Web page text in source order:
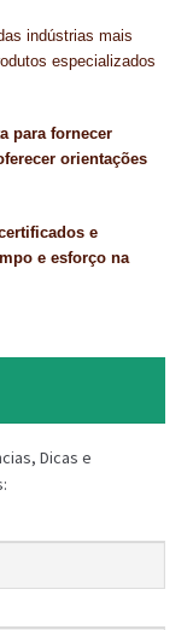
indústrias mais
especializados
para fornecer
orientações
e
e esforço na
Dicas e